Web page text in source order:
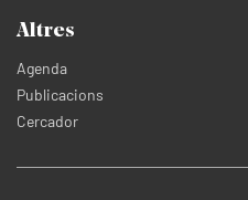
Altres
Agenda
Publicacions
Cercador